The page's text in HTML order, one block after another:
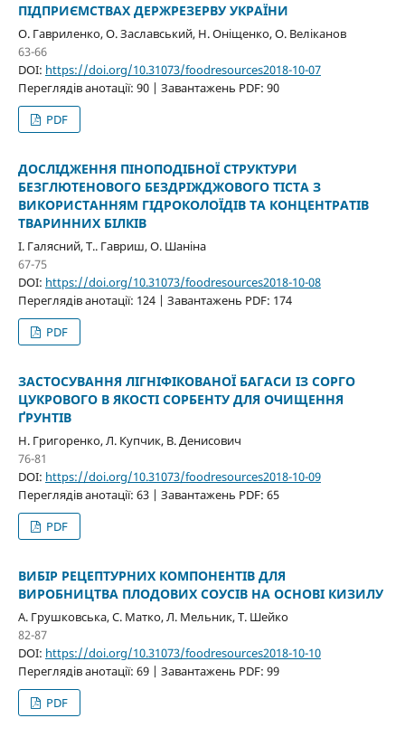
ПІДПРИЄМСТВАХ ДЕРЖРЕЗЕРВУ УКРАЇНИ
О. Гавриленко, О. Заславський, Н. Оніщенко, О. Веліканов
63-66
DOI: https://doi.org/10.31073/foodresources2018-10-07
Переглядів анотації: 90 | Завантажень PDF: 90
PDF
ДОСЛІДЖЕННЯ ПІНОПОДІБНОЇ СТРУКТУРИ
БЕЗГЛЮТЕНОВОГО БЕЗДРІЖДЖОВОГО ТІСТА З
ВИКОРИСТАННЯМ ГІДРОКОЛОЇДІВ ТА КОНЦЕНТРАТІВ
ТВАРИННИХ БІЛКІВ
І. Галясний, Т.. Гавриш, О. Шаніна
67-75
DOI: https://doi.org/10.31073/foodresources2018-10-08
Переглядів анотації: 124 | Завантажень PDF: 174
PDF
ЗАСТОСУВАННЯ ЛІГНІФІКОВАНОЇ БАГАСИ ІЗ СОРГО
ЦУКРОВОГО В ЯКОСТІ СОРБЕНТУ ДЛЯ ОЧИЩЕННЯ
ҐРУНТІВ
Н. Григоренко, Л. Купчик, В. Денисович
76-81
DOI: https://doi.org/10.31073/foodresources2018-10-09
Переглядів анотації: 63 | Завантажень PDF: 65
PDF
ВИБІР РЕЦЕПТУРНИХ КОМПОНЕНТІВ ДЛЯ
ВИРОБНИЦТВА ПЛОДОВИХ СОУСІВ НА ОСНОВІ КИЗИЛУ
А. Грушковська, С. Матко, Л. Мельник, Т. Шейко
82-87
DOI: https://doi.org/10.31073/foodresources2018-10-10
Переглядів анотації: 69 | Завантажень PDF: 99
PDF